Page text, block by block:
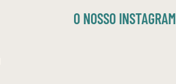
O NOSSO INSTAGRAM